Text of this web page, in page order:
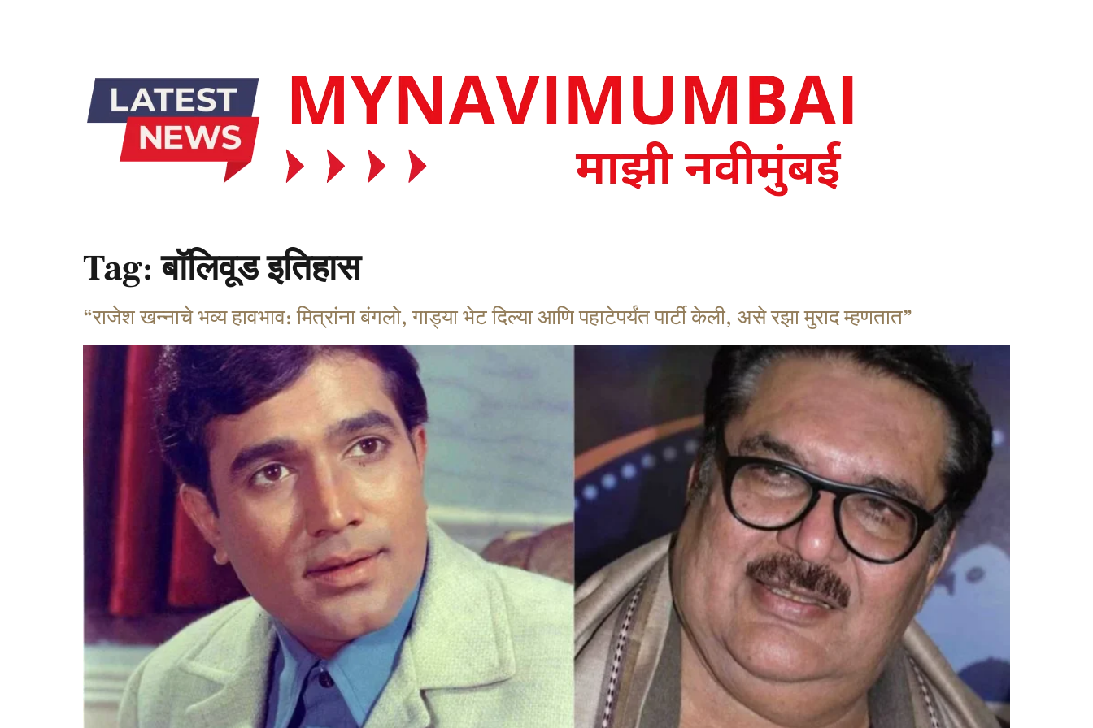
Tag:बॉलिवूड इतिहास
“राजेश खन्नाचे भव्य हावभाव: मित्रांना बंगलो, गाड्या भेट दिल्या आणि पहाटेपर्यंत पार्टी केली, असे रझा मुराद म्हणतात”